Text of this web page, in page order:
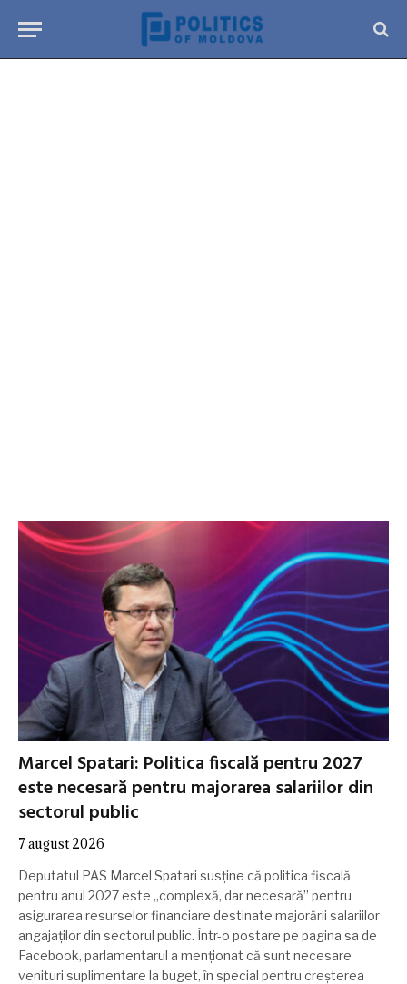
Marcel Spatari: Politica fiscală pentru 2027
este necesară pentru majorarea salariilor din
sectorul public
7 august 2026
Deputatul PAS Marcel Spatari susține că politica fiscală
pentru anul 2027 este „complexă, dar necesară” pentru
asigurarea resurselor financiare destinate majorării salariilor
angajaților din sectorul public. Într-o postare pe pagina sa de
Facebook, parlamentarul a menționat că sunt necesare
venituri suplimentare la buget, în special pentru creșterea